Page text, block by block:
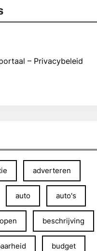
– Privacybeleid
adverteren
auto auto's
beschrijving
budget